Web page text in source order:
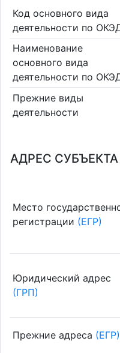
Код основного вида
деятельности по
Наименование
основного вида
деятельности по
Прежние виды
деятельности
АДРЕС
Место
регистрации (ЕГР)
Юридический адрес
(ГРП)
Прежние адреса (ЕГР)